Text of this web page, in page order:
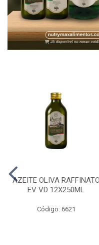
AZEITE OLIVA RAFFINATO
EV VD 12X250ML
Código: 6621